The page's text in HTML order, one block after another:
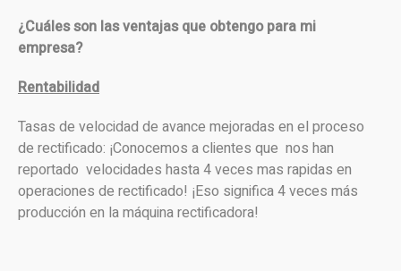
¿Cuáles son las ventajas que obtengo para mi
empresa?
Rentabilidad
Tasas de velocidad de avance mejoradas en el proceso
de rectificado: ¡Conocemos a clientes que nos han
reportado velocidades hasta 4 veces mas rapidas en
operaciones de rectificado! ¡Eso significa 4 veces más
producción en la máquina rectificadora!